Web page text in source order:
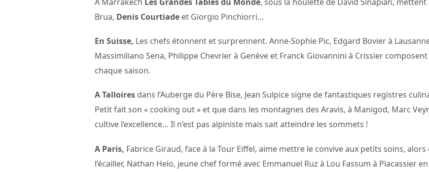
Brua, Denis Courtiade et Giorgio Pinchiorri…
En Suisse, Les chefs étonnent et surprennent. Anne-Sophie Pic, Edgard Bovier à
Massimiliano Sena, Philippe Chevrier à Genève et Franck Giovannini à Crissier
chaque saison.
A Talloires dans l’Auberge du Père Bise, Jean Sulpice signe de fantastiques registres
Petit fait son « cooking out » et que dans les montagnes des Aravis, à Manigod, Marc
cultive l’excellence… Il n’est pas alpiniste mais sait atteindre les sommets !
A Paris, Fabrice Giraud, face à la Tour Eiffel, aime mettre le convive aux petits soins, alors
l’écailler, Nathan Helo, jeune chef formé avec Emmanuel Ruz à Lou Fassum à Placassier